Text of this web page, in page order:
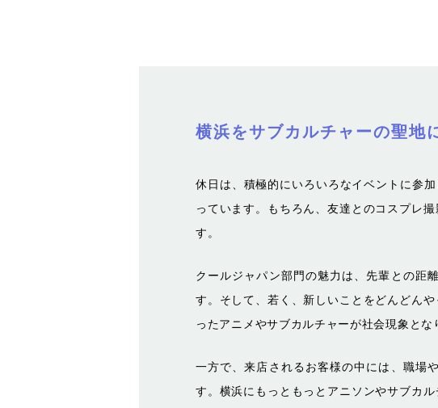
横浜をサブカルチャーの聖地
休日は、積極的にいろいろなイベントに参
っています。もちろん、友達とのコスプレ
す。
クールジャパン部門の魅力は、先輩との距
す。そして、若く、新しいことをどんどん
ったアニメやサブカルチャーが社会現象と
一方で、来店されるお客様の中には、職場
す。横浜にもっともっとアニソンやサブカ